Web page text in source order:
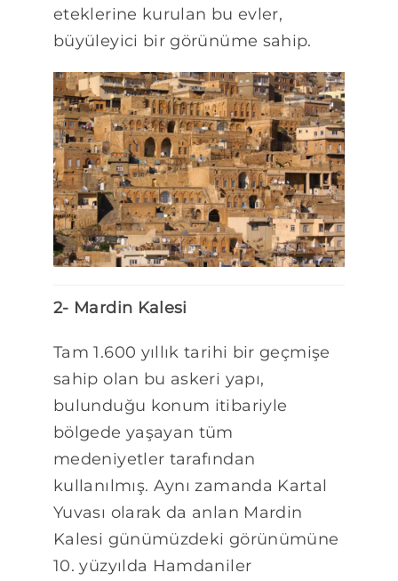
eteklerine kurulan bu evler,
büyüleyici bir görünüme sahip.
2- Mardin Kalesi
Tam 1.600 yıllık tarihi bir geçmişe
sahip olan bu askeri yapı,
bulunduğu konum itibariyle
bölgede yaşayan tüm
medeniyetler tarafından
kullanılmış. Aynı zamanda Kartal
Yuvası olarak da anlan Mardin
Kalesi günümüzdeki görünümüne
10. yüzyılda Hamdaniler